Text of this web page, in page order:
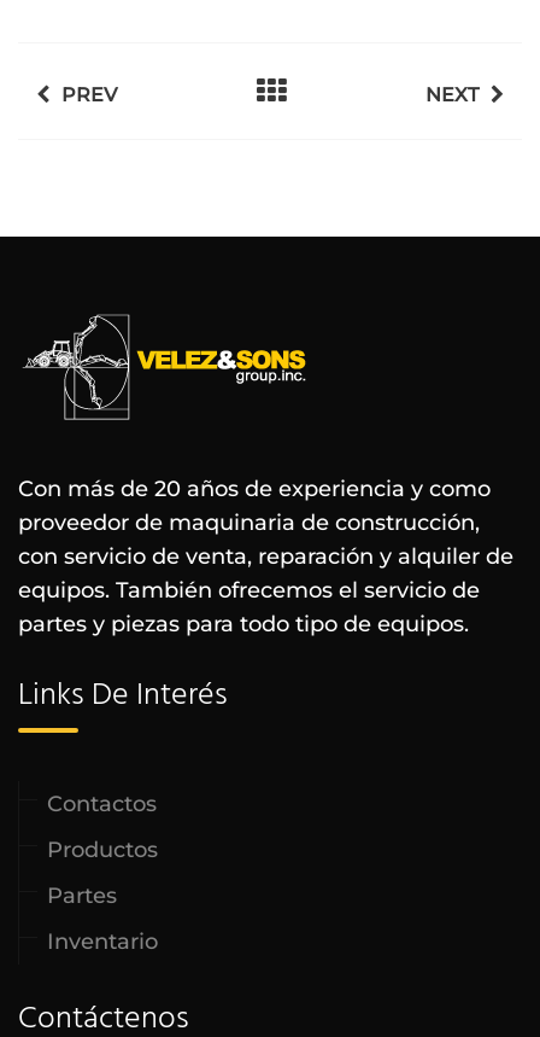
PREV NEXT
Con más de 20 años de experiencia y como
proveedor de maquinaria de construcción,
con servicio de venta, reparación y alquiler de
equipos. También ofrecemos el servicio de
partes y piezas para todo tipo de equipos.
Links De Interés
Contactos
Productos
Partes
Inventario
Contáctenos